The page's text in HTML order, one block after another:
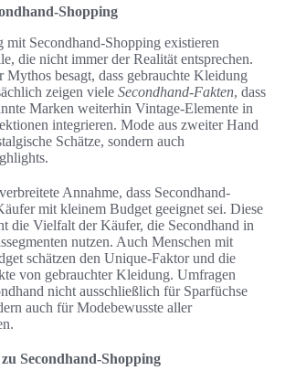
Shopping
mit Secondhand-Shopping existieren
die nicht immer der Realität entsprechen.
Mythos besagt, dass gebrauchte Kleidung
zeigen viele Secondhand-Fakten, dass
Marken weiterhin Vintage-Elemente in
integrieren. Mode aus zweiter Hand
Schätze, sondern auch
Annahme, dass Secondhand-
mit kleinem Budget geeignet sei. Diese
die Vielfalt der Käufer, die Secondhand in
nutzen. Auch Menschen mit
schätzen den Unique-Faktor und die
von gebrauchter Kleidung. Umfragen
nicht ausschließlich für Sparfüchse
auch für Modebewusste aller
Secondhand-Shopping